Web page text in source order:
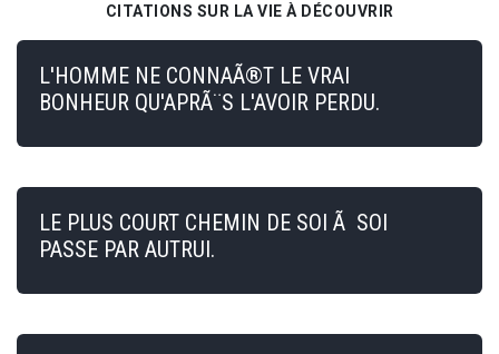
CITATIONS SUR LA VIE À DÉCOUVRIR
L'HOMME NE CONNAÃ®T LE VRAI
BONHEUR QU'APRÃ¨S L'AVOIR PERDU.
LE PLUS COURT CHEMIN DE SOI Ã SOI
PASSE PAR AUTRUI.